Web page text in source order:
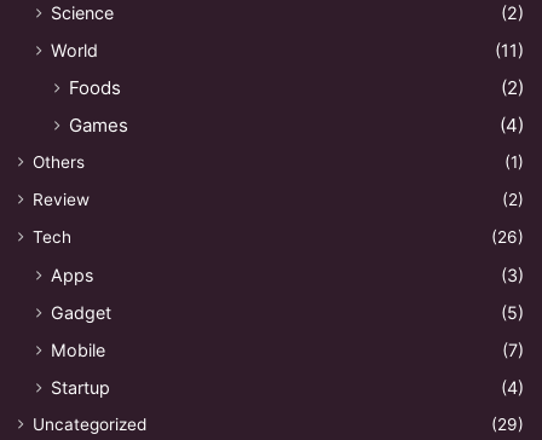
Science
(2)
World
(11)
Foods
(2)
Games
(4)
Others
(1)
Review
(2)
Tech
(26)
Apps
(3)
Gadget
(5)
Mobile
(7)
Startup
(4)
Uncategorized
(29)